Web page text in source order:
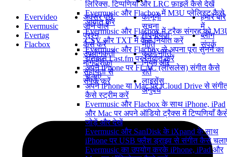
लिरिक्स, टिप्पणियाँ और LRC फ़ाइलें कैसे देखें
Evermusic और Flacbox में M3U प्लेलिस्ट कैसे
आयात करें
Evermusic और Flacbox में ट्रैक संग्रह को
CSV और TXT में कैसे निर्यात करें
Evermusic और Flacbox से अपना पूरा सुनने का
इतिहास Last.fm पर निर्यात करें
अपने iPhone पर FLAC (लॉसलेस) संगीत कैसे
चलाएं
अपने iPhone या Mac पर iCloud Drive से
कैसे स्ट्रीम करें
Evermusic और Flacbox के साथ iPhone, iPad
और Mac पर अपने ऑडियो ट्रैक्स में टिप्पणियाँ
जोड़ें और देखें
Evermusic और SanDisk के iXpand के साथ
iPhone पर USB फ्लैश ड्राइव से संगीत कैसे
Evermusic का उपयोग करके iPhone, iPad और
Evervideo
Evermusic
Evertag
Flacbox
अक्सर पूछे
जाने वाले
प्रश्न
कैसे करें
उपयोगकर्ता
मार्गदर्शिका
सहायता से
संपर्क करें
कानूनी
सूचना
गोपनीयता
नीति
कुकी नीति
नियम और
शर्तें
लाइसेंस
अनुबंध
हमारे बारे
में
ब्लॉग
संपर्क